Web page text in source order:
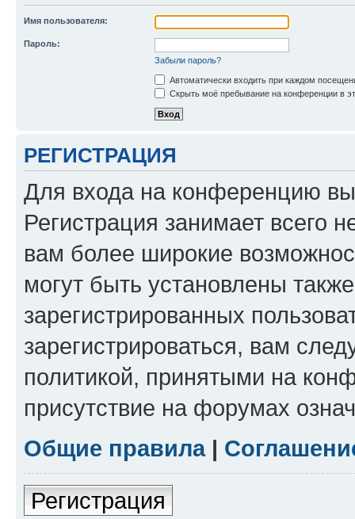
Имя пользователя:
Пароль:
Забыли пароль?
Автоматически входить при каждом
Скрыть моё пребывание на конференции в
РЕГИСТРАЦИЯ
Для входа на конференцию
Регистрация занимает всего
вам более широкие
могут быть установлены
зарегистрированных
зарегистрироваться, вам
политикой, принятыми на
присутствие на форумах
Общие правила|
Регистрация